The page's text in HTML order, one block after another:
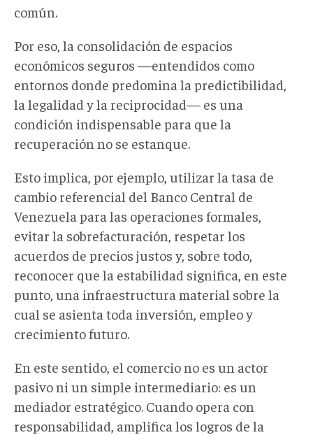
común.
Por eso, la consolidación de espacios
económicos seguros —entendidos como
entornos donde predomina la predictibilidad,
la legalidad y la reciprocidad— es una
condición indispensable para que la
recuperación no se estanque.
Esto implica, por ejemplo, utilizar la tasa de
cambio referencial del Banco Central de
Venezuela para las operaciones formales,
evitar la sobrefacturación, respetar los
acuerdos de precios justos y, sobre todo,
reconocer que la estabilidad significa, en este
punto, una infraestructura material sobre la
cual se asienta toda inversión, empleo y
crecimiento futuro.
En este sentido, el comercio no es un actor
pasivo ni un simple intermediario: es un
mediador estratégico. Cuando opera con
responsabilidad, amplifica los logros de la